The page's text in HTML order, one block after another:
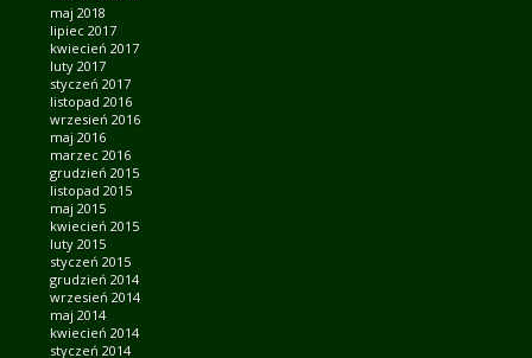
maj 2018
lipiec 2017
kwiecień 2017
luty 2017
styczeń 2017
listopad 2016
wrzesień 2016
maj 2016
marzec 2016
grudzień 2015
listopad 2015
maj 2015
kwiecień 2015
luty 2015
styczeń 2015
grudzień 2014
wrzesień 2014
maj 2014
kwiecień 2014
styczeń 2014